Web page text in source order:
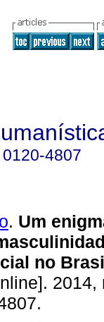
0120-4807
. Um
no
2014,